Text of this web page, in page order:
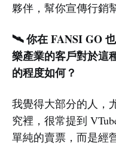
夥伴，幫你宣傳行銷
🛰️ 你在 FANSI GO
樂產業的客戶對於這
的程度如何？
我覺得大部分的人，
究裡，很常提到
單純的賣票，而是經